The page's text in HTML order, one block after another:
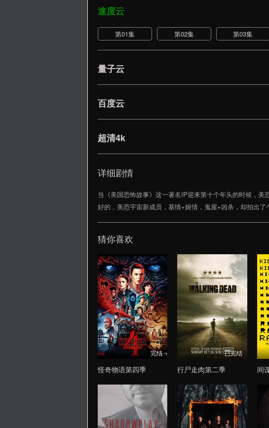
速度云
第01集 第02集 第03集
量子云
百度云
超清4k
详细剧情
当《美国恐怖故事》这一著名IP迎来第十个年头的时候，
好的，美恐宇宙新成员，基情+姬情，鬼屋+凶杀，却拍出了
猜你喜欢
完结
怪奇物语第四季
已完结
行尸走肉第二季 间